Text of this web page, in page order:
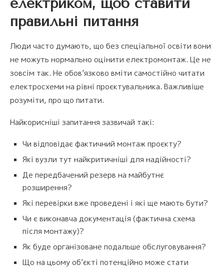
правильні питання
Люди часто думають, що без спеціальної освіти вони
не можуть нормально оцінити електромонтаж. Це не
зовсім так. Не обов’язково вміти самостійно читати
електросхеми на рівні проєктувальника. Важливіше
розуміти, про що питати.
Найкорисніші запитання зазвичай такі:
Чи відповідає фактичний монтаж проєкту?
Які вузли тут найкритичніші для надійності?
Де передбачений резерв на майбутнє
розширення?
Які перевірки вже проведені і які ще мають бути?
Чи є виконавча документація (фактична схема
після монтажу)?
Як буде організоване подальше обслуговування?
Що на цьому об’єкті потенційно може стати